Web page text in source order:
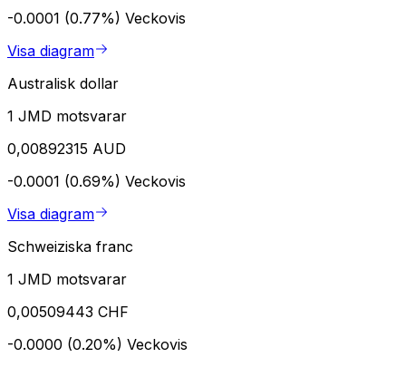
-0.0001 (0.77%) Veckovis
Visa diagram
Australisk dollar
1 JMD motsvarar
0,00892315 AUD
-0.0001 (0.69%) Veckovis
Visa diagram
Schweiziska franc
1 JMD motsvarar
0,00509443 CHF
-0.0000 (0.20%) Veckovis